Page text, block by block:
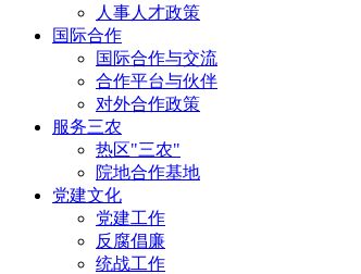
人事人才政策
国际合作
国际合作与交流
合作平台与伙伴
对外合作政策
服务三农
热区"三农"
院地合作基地
党建文化
党建工作
反腐倡廉
统战工作